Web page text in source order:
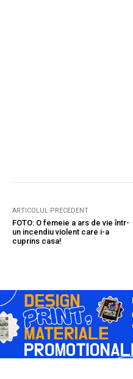
ARTICOLUL PRECEDENT
FOTO: O femeie a ars de vie într-
un incendiu violent care i-a
cuprins casa!